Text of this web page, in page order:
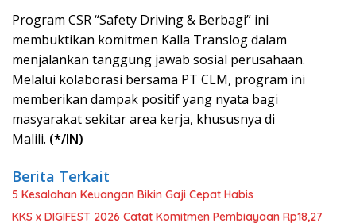
Program CSR “Safety Driving & Berbagi” ini
membuktikan komitmen Kalla Translog dalam
menjalankan tanggung jawab sosial perusahaan.
Melalui kolaborasi bersama PT CLM, program ini
memberikan dampak positif yang nyata bagi
masyarakat sekitar area kerja, khususnya di
Malili. (*/IN)
Berita Terkait
5 Kesalahan Keuangan Bikin Gaji Cepat Habis
KKS x DIGIFEST 2026 Catat Komitmen Pembiayaan Rp18,27